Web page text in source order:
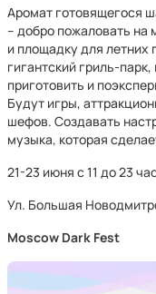
Аромат готовящегося
– добро пожаловать на
и площадку для летних
гигантский гриль-
приготовить и
Будут игры,
шефов. Создавать
музыка, которая
21-23 июня с 11 до 23
Ул. Большая
Moscow Dark Fest